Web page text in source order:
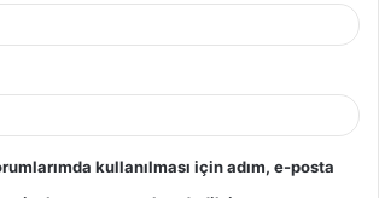
kullanılması için adım, e-posta